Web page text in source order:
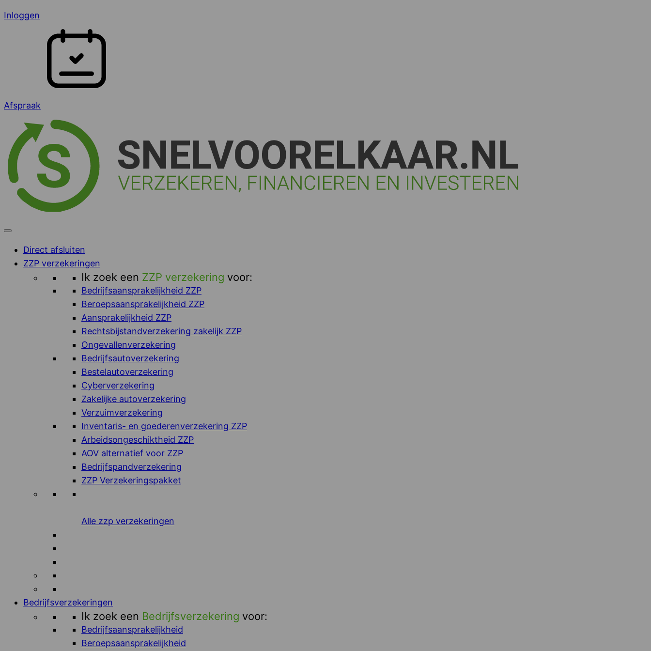
Inloggen
Afspraak
Direct afsluiten
ZZP verzekeringen
Ik zoek een ZZP verzekering voor:
Bedrijfsaansprakelijkheid ZZP
Beroepsaansprakelijkheid ZZP
Aansprakelijkheid ZZP
Rechtsbijstandverzekering zakelijk ZZP
Ongevallenverzekering
Bedrijfsautoverzekering
Bestelautoverzekering
Cyberverzekering
Zakelijke autoverzekering
Verzuimverzekering
Inventaris- en goederenverzekering ZZP
Arbeidsongeschiktheid ZZP
AOV alternatief voor ZZP
Bedrijfspandverzekering
ZZP Verzekeringspakket
Alle zzp verzekeringen
Bedrijfsverzekeringen
Ik zoek een Bedrijfsverzekering voor:
Bedrijfsaansprakelijkheid
Beroepsaansprakelijkheid